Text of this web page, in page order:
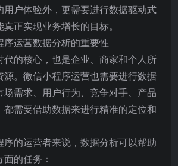
用户体验外，更需要进行数据驱动式
正实现业务增长的目标。
序运营数据分析的重要性
代的核心，也是企业、商家和个人所
源。微信小程序运营也需要进行数据
场需求、用户行为、竞争对手、产品
都需要借助数据来进行精准的定位和
序的运营者来说，数据分析可以帮助
的任务：